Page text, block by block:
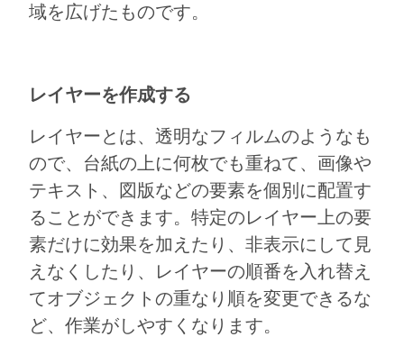
域を広げたものです。
レイヤーを作成する
レイヤーとは、透明なフィルムのようなも
ので、台紙の上に何枚でも重ねて、画像や
テキスト、図版などの要素を個別に配置す
ることができます。特定のレイヤー上の要
素だけに効果を加えたり、非表示にして見
えなくしたり、レイヤーの順番を入れ替え
てオブジェクトの重なり順を変更できるな
ど、作業がしやすくなります。